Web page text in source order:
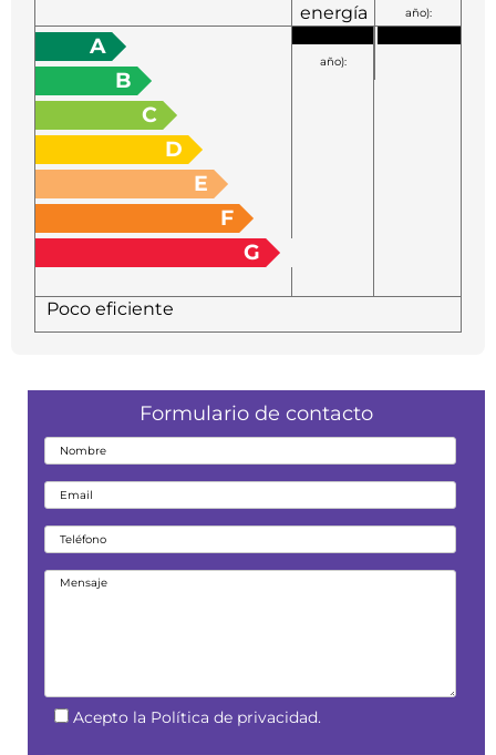
energía
año):
año):
A
B
C
D
E
F
G
Poco eficiente
Formulario de contacto
Acepto la Política de privacidad.